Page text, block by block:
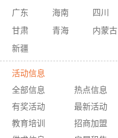
广东
海南 四川
甘肃
青海 内蒙古
新疆
活动信息
全部信息 热点信息
有奖活动
最新活动
教育培训
招商加盟